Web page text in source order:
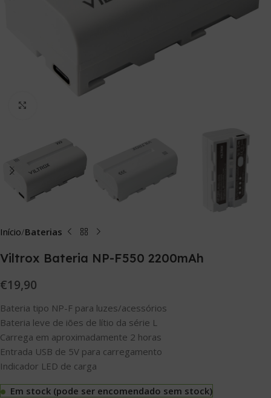
Início Baterias
Viltrox Bateria NP-F550 2200mAh
€19,90
Bateria tipo NP-F para luzes/acessórios
Bateria leve de iões de lítio da série L
Carrega em aproximadamente 2 horas
Entrada USB de 5V para carregamento
Indicador LED de carga
Em stock (pode ser encomendado sem stock)